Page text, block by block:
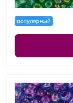
популярный